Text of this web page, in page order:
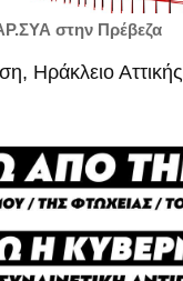
στην Πρέβεζα
Ηράκλειο